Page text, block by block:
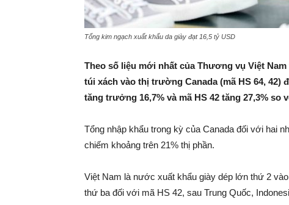
Tổng kim ngạch xuất khẩu da giày đạt 16,5 tỷ USD
Theo số liệu mới nhất của Thương vụ Việt Nam
túi xách vào thị trường Canada (mã HS 64, 42)
tăng trưởng 16,7% và mã HS 42 tăng 27,3% so
Tổng nhập khẩu trong kỳ của Canada đối với hai
chiếm khoảng trên 21% thị phần.
Việt Nam là nước xuất khẩu giày dép lớn thứ 2
thứ ba đối với mã HS 42, sau Trung Quốc,